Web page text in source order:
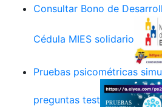
Consultar Bono de
Cédula MIES solidario
Pruebas psicométricas
preguntas test